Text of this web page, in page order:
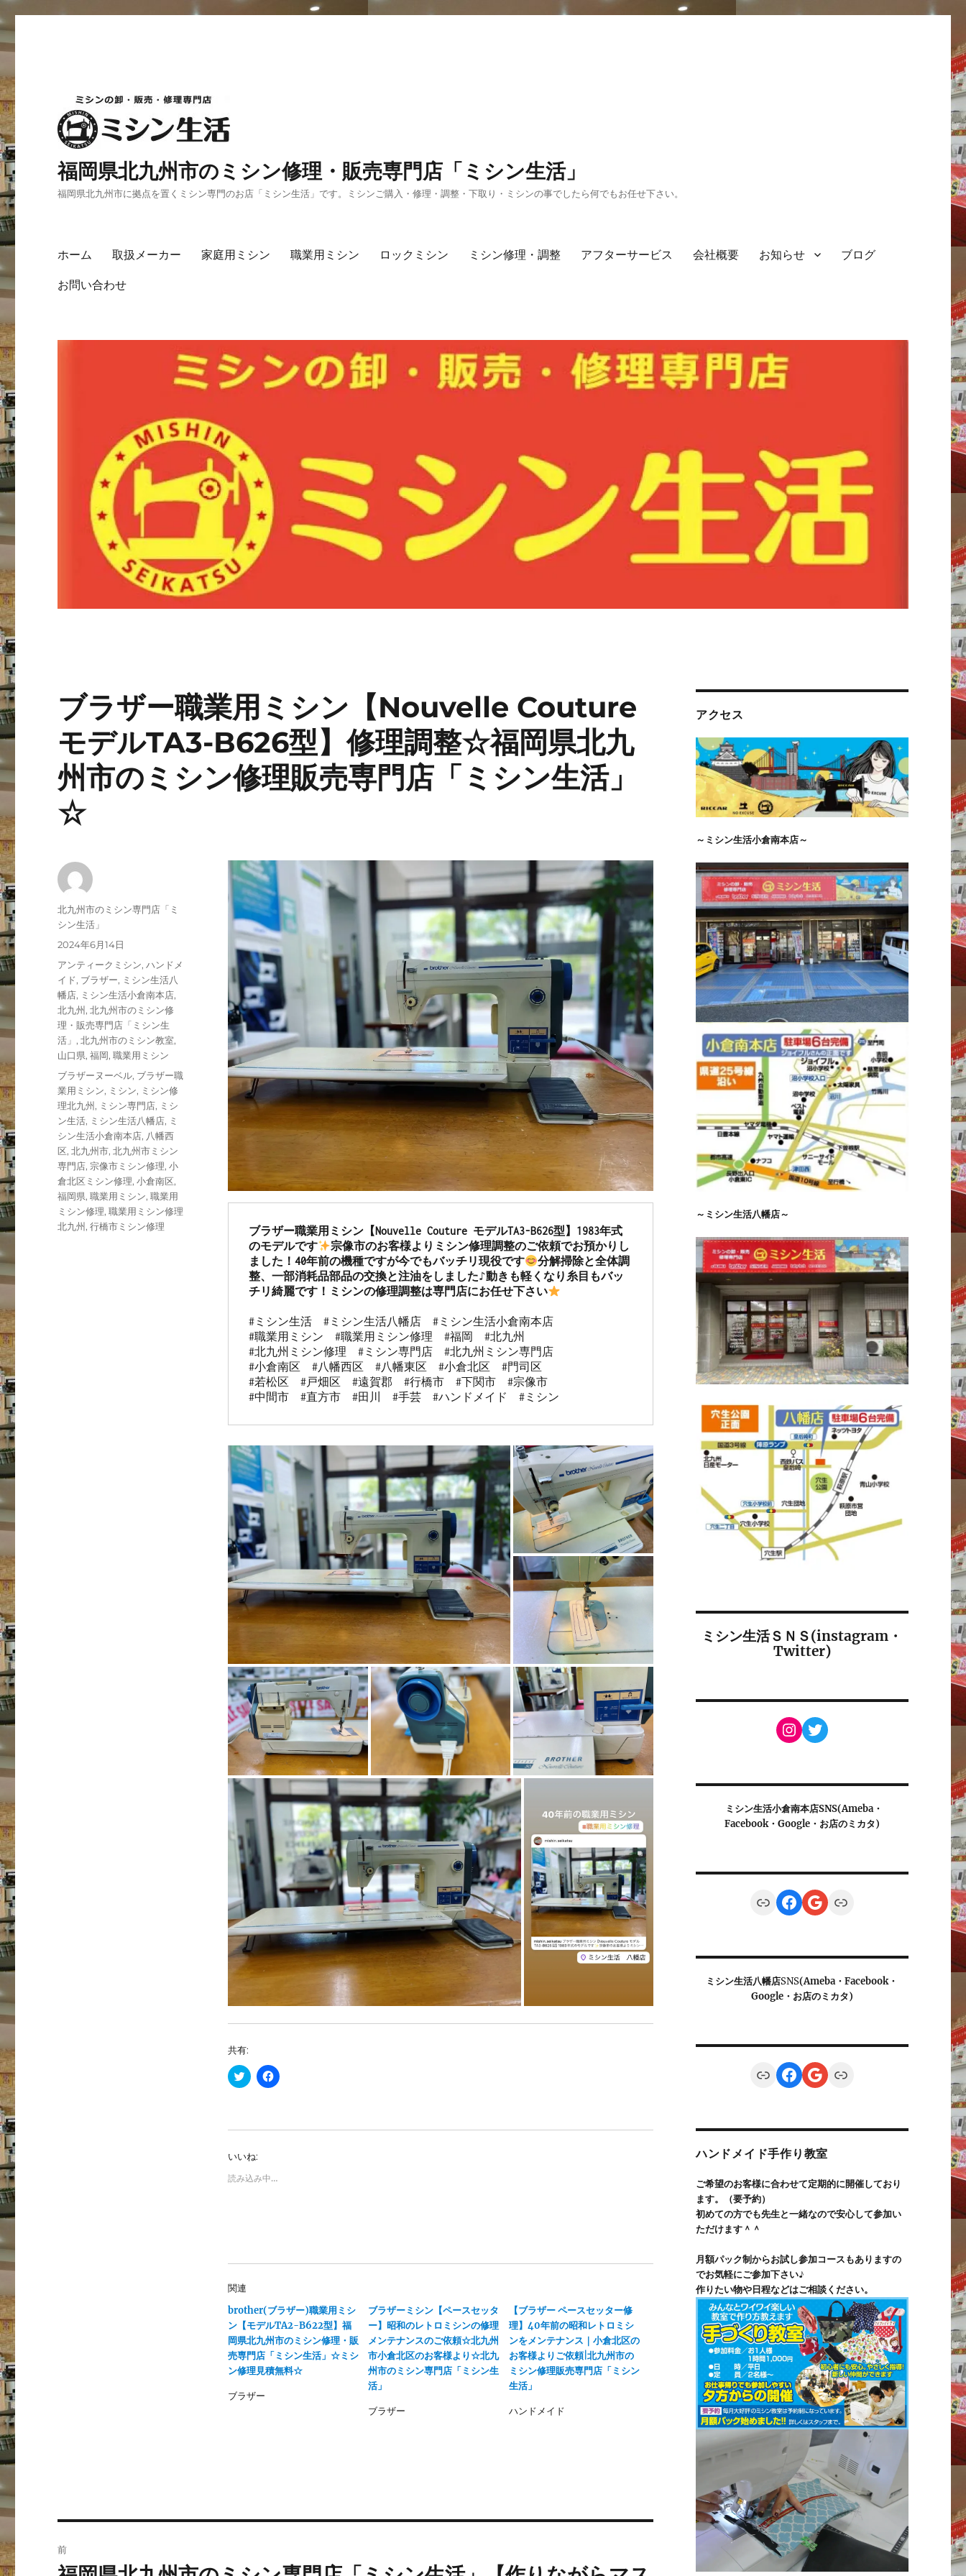
福岡県北九州市のミシン修理・販売専門店「ミシン生活」
福岡県北九州市に拠点を置くミシン専門のお店「ミシン生活」です。ミシンご購入・修理・調整・下取り・ミシンの事でしたら何でもお任せ下さい。
ホーム 取扱メーカー 家庭用ミシン 職業用ミシン ロックミシン ミシン修理・調整 アフターサービス 会社概要 お知らせ ブログ
お問い合わせ
ブラザー職業用ミシン【Nouvelle Couture
モデルTA3-B626型】修理調整☆福岡県北九
州市のミシン修理販売専門店「ミシン生活」
☆
ブラザー職業用ミシン【Nouvelle Couture モデルTA3-B626型】1983年式
のモデルです
宗像市のお客様よりミシン修理調整のご依頼でお預かりし
ました！40年前の機種ですが今でもバッチリ現役です
分解掃除と全体調
整、一部消耗品部品の交換と注油をしました♪動きも軽くなり糸目もバッ
チリ綺麗です！ミシンの修理調整は専門店にお任せ下さい
#ミシン生活　#ミシン生活八幡店　#ミシン生活小倉南本店
#職業用ミシン　#職業用ミシン修理　#福岡　#北九州
#北九州ミシン修理　#ミシン専門店　#北九州ミシン専門店
#小倉南区　#八幡西区　#八幡東区　#小倉北区　#門司区
#若松区　#戸畑区　#遠賀郡　#行橋市　#下関市　#宗像市
#中間市　#直方市　#田川　#手芸　#ハンドメイド　#ミシン
共有:
ク
リ
T
t
e
r
ウ
ド
で
開
き
ま
す
)
F
a
o
す
て
(
新
し
い
ウ
ィ
ン
ド
いいね:
読み込み中…
関連
brother(ブラザー)職業用ミシ
ン【モデルTA2-B622型】福
岡県北九州市のミシン修理・販
売専門店「ミシン生活」☆ミシ
ン修理見積無料☆
ブラザー
ブラザーミシン【ペースセッタ
ー】昭和のレトロミシンの修理
メンテナンスのご依頼☆北九州
市小倉北区のお客様より☆北九
州市のミシン専門店「ミシン生
活」
ブラザー
【ブラザー ペースセッター修
理】40年前の昭和レトロミシ
ンをメンテナンス｜小倉北区の
お客様よりご依頼|北九州市の
ミシン修理販売専門店「ミシン
生活」
ハンドメイド
投
稿
北九州市のミシン専門店「ミ
シン生活」
投
日:
2024年6月14日
カ
テ
ゴ
リ
ー
アンティークミシン,ハンドメ
イド, ブラザー, ミシン生活八
幡店, ミシン生活小倉南本店,
北九州 ,北九州市のミシン修
理・販売専門店「ミシン生
活」 ,北九州市のミシン教室,
山口県,福岡,職業用ミシン
タ
グ
ブラザーヌーベル, ブラザー職
業用ミシン, ミシン, ミシン修
理北九州 , ミシン専門店, ミシ
ン生活, ミシン生活八幡店, ミ
シン生活小倉南本店, 八幡西
区,北九州市,北九州市ミシン
専門店, 宗像市ミシン修理,小
倉北区ミシン修理,小倉南区,
福岡県,職業用ミシン,職業用
ミシン修理,職業用ミシン修理
北九州 ,行橋市ミシン修理
稿
前
前
アクセス
～ミシン生活小倉南本店～
～ミシン生活八幡店～
ミシン生活ＳＮＳ(instagram・
Twitter)
Instagram
Twitter
ミシン生活小倉南本店SNS(Ameba・
Facebook・Google・お店のミカタ)
LinkFacebook
Google
Link
ミシン生活八幡店SNS(Ameba・Facebook・
Google・お店のミカタ)
LinkFacebook
Google
Link
ハンドメイド手作り教室
ご希望のお客様に合わせて定期的に開催しており
ます。（要予約）
初めての方でも先生と一緒なので安心して参加い
ただけます＾＾
月額パック制からお試し参加コースもありますの
でお気軽にご参加下さい♪
作りたい物や日程などはご相談ください。